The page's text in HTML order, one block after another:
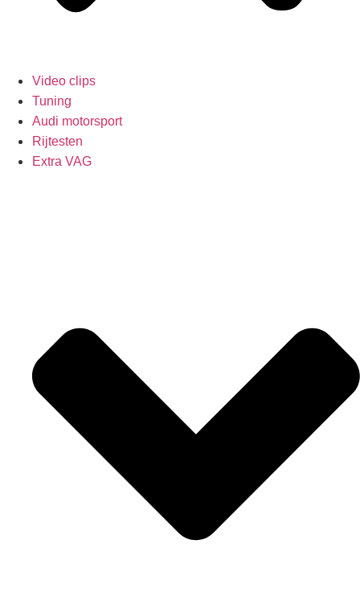
Video clips
Tuning
Audi motorsport
Rijtesten
Extra VAG